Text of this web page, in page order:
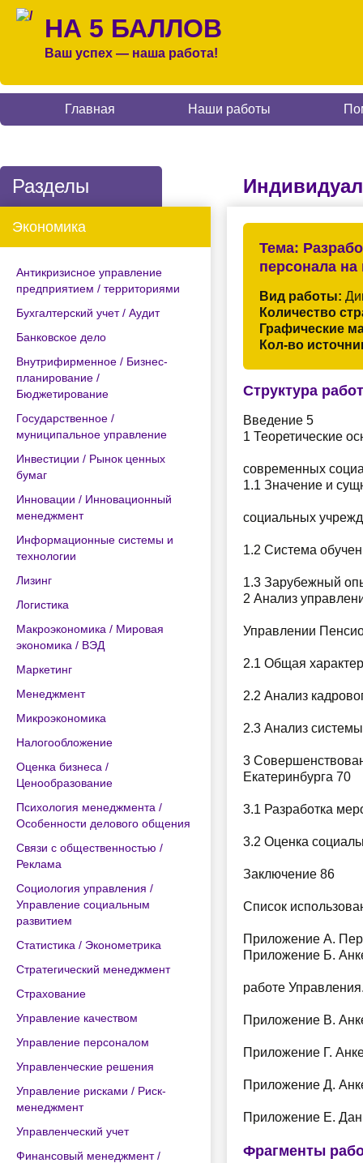
НА 5 БАЛЛОВ
Ваш успех — наша работа!
Главная Наши работы
Разделы
Экономика
Антикризисное управление
предприятием / территориями
Бухгалтерский учет / Аудит
Банковское дело
Внутрифирменное / Бизнес-
планирование /
Бюджетирование
Государственное /
муниципальное управление
Инвестиции / Рынок ценных
бумаг
Инновации / Инновационный
менеджмент
Информационные системы и
технологии
Лизинг
Логистика
Макроэкономика / Мировая
экономика / ВЭД
Маркетинг
Менеджмент
Микроэкономика
Налогообложение
Оценка бизнеса /
Ценообразование
Психология менеджмента /
Особенности делового общения
Связи с общественностью /
Реклама
Социология управления /
Управление социальным
развитием
Статистика / Эконометрика
Стратегический менеджмент
Страхование
Управление качеством
Управление персоналом
Управленческие решения
Управление рисками / Риск-
менеджмент
Управленческий учет
Финансовый менеджмент /
Тема:
персонала
Вид работы:
Количество
Графические
Кол-во
Структура
Введение 5
1 Теоретические
современных
1.1 Значение и
социальных
1.2 Система
1.3 Зарубежный
2 Анализ
Управлении
2.1 Общая
2.2 Анализ
2.3 Анализ
3
Екатеринбурга 70
3.1 Разработка
3.2 Оценка
Заключение 86
Список
Приложение А.
Приложение Б.
работе
Приложение В.
Приложение Г.
Приложение Д.
Приложение Е.
Фрагменты